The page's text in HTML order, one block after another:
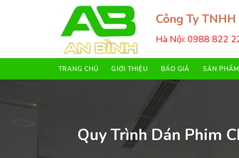
Công Ty
Hà Nội: 0988 822
TRANG CHỦ GIỚI THIỆU BÁO GIÁ SẢN PHẨM
Quy Trình Dán Phim